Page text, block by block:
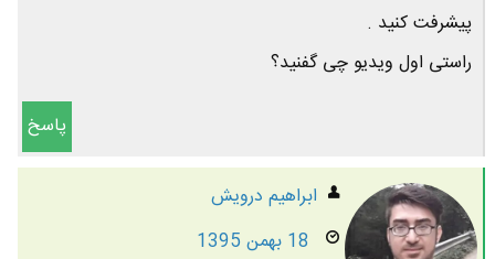
پیشرفت کنید .
راستی اول ویدیو چی گفنید؟
پاسخ
ابراهیم درویش
18 بهمن 1395